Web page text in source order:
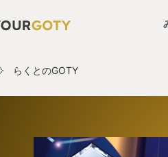
らくとのGOTY